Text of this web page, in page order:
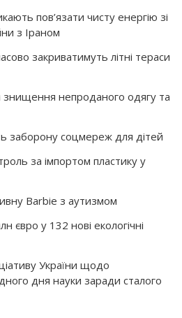
пов’язати чисту енергію зі
з Іраном
закриватимуть літні тераси
знищення непроданого одягу та
заборону соцмереж для дітей
за імпортом пластику у
Barbie з аутизмом
євро у 132 нові екологічні
України щодо
дня науки заради сталого